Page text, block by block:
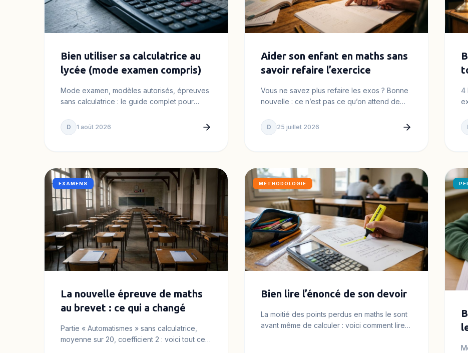
Bien utiliser sa calculatrice au
lycée (mode examen compris)
Mode examen, modèles autorisés, épreuves
sans calculatrice : le guide complet pour
devenir…
D 1 août 2026
Aider son enfant en maths sans
savoir refaire l’exercice
Vous ne savez plus refaire les exos ? Bonne
nouvelle : ce n’est pas ce qu’on attend de
D 25 juillet 2026
4
EXAMENS
La nouvelle épreuve de maths
au brevet : ce qui a changé
Partie « Automatismes » sans calculatrice,
moyenne sur 20, coefficient 2 : voici tout ce
MÉTHODOLOGIE
Bien lire l’énoncé de son devoir
La moitié des points perdus en maths le sont
avant même de calculer : voici comment lire